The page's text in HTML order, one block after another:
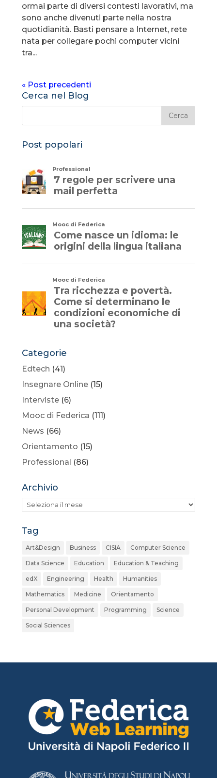
ormai parte di diversi contesti lavorativi, ma
sono anche divenuti parte nella nostra
quotidianità. Basti pensare a Internet, rete
nata per collegare pochi computer vicini
tra...
« Post precedenti
Cerca nel Blog
Post popolari
Categorie
Edtech (41)
Insegnare Online(15)
Interviste(6)
Mooc di Federica (111)
News (66)
Orientamento (15)
Professional (86)
Archivio
Archivio
Tag
Art&Design Business CISIA Computer Science
Data Science Education Education & Teaching
edX Engineering Health Humanities
Mathematics Medicine Orientamento
Personal Development Programming Science
Social Sciences